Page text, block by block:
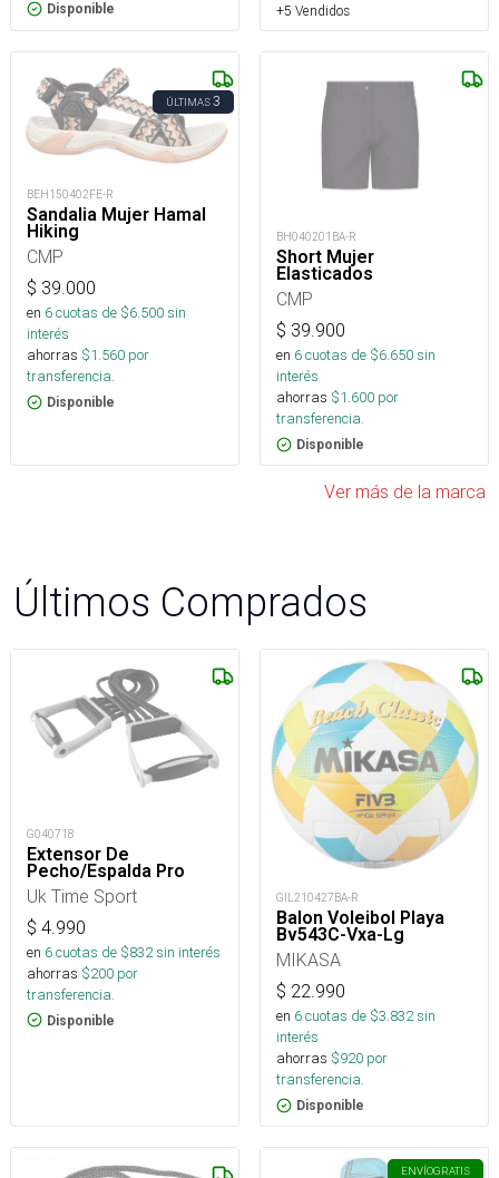
Disponible +5 Vendidos
ÚLTIMAS3
BEH150402FE-R
Sandalia Mujer Hamal
Hiking
CMP
$ 39.000
en 6cuotas de $6.500sin
interés
ahorras $1.560 por
transferencia.
Disponible
BH040201BA-R
Short Mujer
Elasticados
CMP
$ 39.900
en 6cuotas de $6.650sin
interés
ahorras $1.600 por
transferencia.
Disponible
Ver más de la marca
Últimos Comprados
G040718
Extensor De
Pecho/Espalda Pro
Uk Time Sport
$ 4.990
en 6cuotas de $832sin interés
ahorras $200 por
transferencia.
Disponible
GIL210427BA-R
Balon Voleibol Playa
Bv543C-Vxa-Lg
MIKASA
$ 22.990
en 6cuotas de $3.832sin
interés
ahorras $920 por
transferencia.
Disponible
ENVÍOGRATIS